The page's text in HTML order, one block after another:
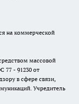
на коммерческой
массовой
77 - 91230 от
в сфере связи,
Учредитель